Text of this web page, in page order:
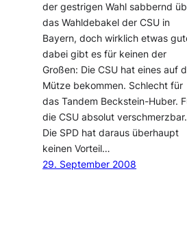
der gestrigen Wahl sabbernd
das Wahldebakel der CSU in
Bayern, doch wirklich etwas
dabei gibt es für keinen der
Großen: Die CSU hat eines auf
Mütze bekommen. Schlecht für
das Tandem Beckstein-Huber.
die CSU absolut verschmerzbar.
Die SPD hat daraus überhaupt
keinen Vorteil…
29. September 2008